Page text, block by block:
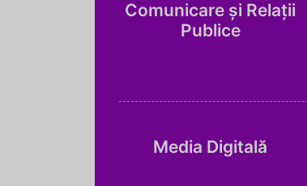
Comunicare și Relații
Publice
Media Digitală